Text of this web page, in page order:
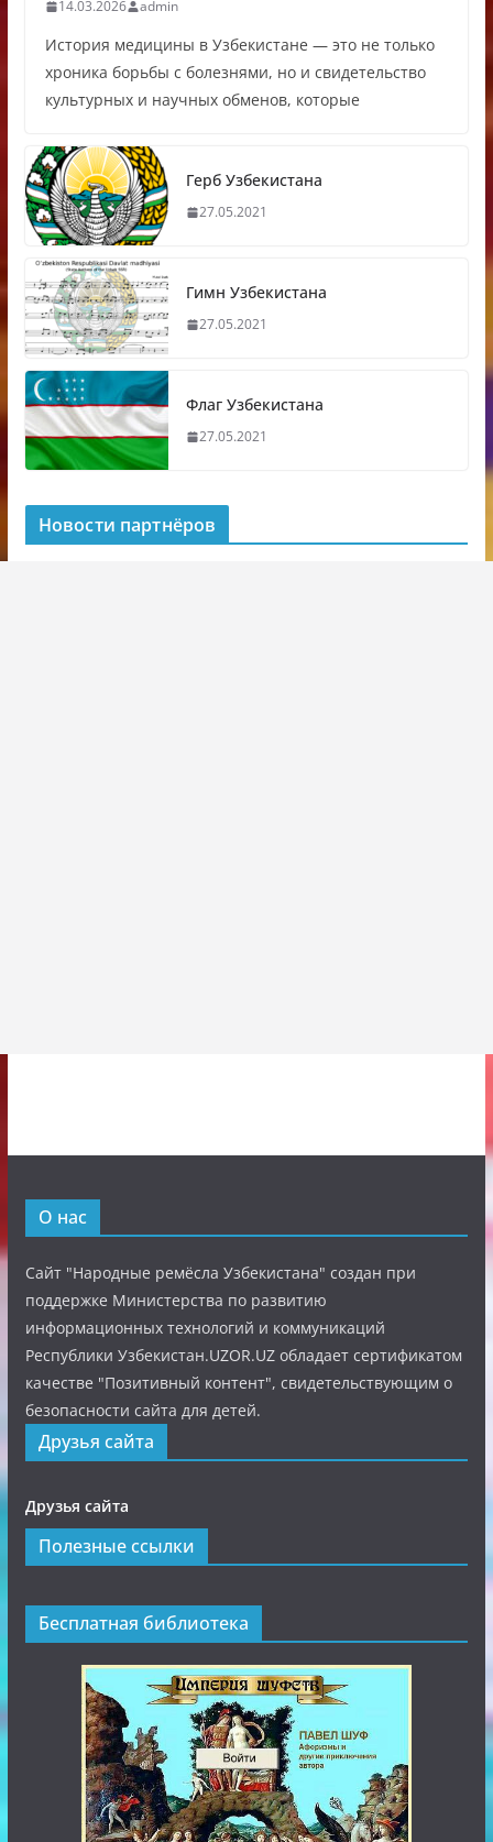
14.03.2026 admin
История медицины в Узбекистане — это не только
хроника борьбы с болезнями, но и свидетельство
культурных и научных обменов, которые
Герб Узбекистана
27.05.2021
Гимн Узбекистана
27.05.2021
Флаг Узбекистана
27.05.2021
Новости партнёров
О нас
Сайт "Народные ремёсла Узбекистана" создан при
поддержке Министерства по развитию
информационных технологий и коммуникаций
Республики Узбекистан.UZOR.UZ обладает сертификатом
качестве "Позитивный контент", свидетельствующим о
безопасности сайта для детей.
Друзья сайта
Друзья сайта
Полезные ссылки
Бесплатная библиотека